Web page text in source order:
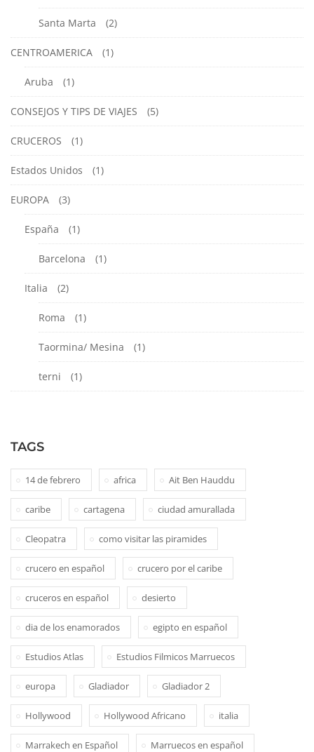
Santa Marta (2)
CENTROAMERICA (1)
Aruba (1)
CONSEJOS Y TIPS DE VIAJES (5)
CRUCEROS (1)
Estados Unidos (1)
EUROPA (3)
España (1)
Barcelona (1)
Italia (2)
Roma (1)
Taormina/ Mesina (1)
terni (1)
TAGS
14 de febrero africa Ait Ben Hauddu
caribe cartagena ciudad amurallada
Cleopatra como visitar las piramides
crucero en español crucero por el caribe
cruceros en español desierto
dia de los enamorados egipto en español
Estudios Atlas Estudios Filmicos Marruecos
europa Gladiador Gladiador 2
Hollywood Hollywood Africano italia
Marrakech en Español Marruecos en español